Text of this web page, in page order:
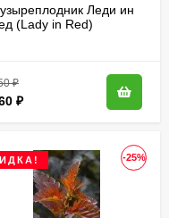
Леди ин
(Lady in Red)
₽
₽
-25%